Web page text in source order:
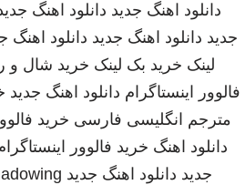
دانلود اهنگ جدید دانلود اهنگ
جدید دانلود اهنگ جدید دانلود اهنگ
لینک خرید بک لینک خرید شال و
فالوور اینستاگرام دانلود اهنگ جدید
مترجم انگلیسی فارسی خرید
دانلود اهنگ خرید فالوور
جدید دانلود اهنگ جدید